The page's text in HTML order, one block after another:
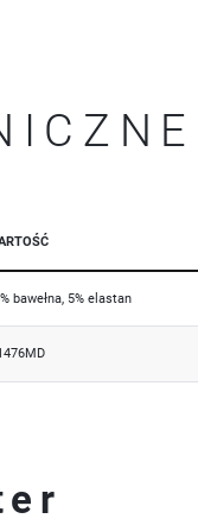
bawełna, 5% elastan